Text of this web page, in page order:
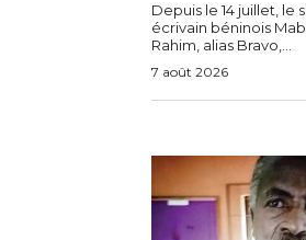
Depuis le 14 juillet, le
écrivain béninois
Rahim, alias Bravo,...
7 août 2026